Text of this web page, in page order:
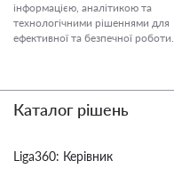
інформацією, аналітикою та
технологічними рішеннями для
ефективної та безпечної роботи.
Каталог рішень
Liga360: Керівник